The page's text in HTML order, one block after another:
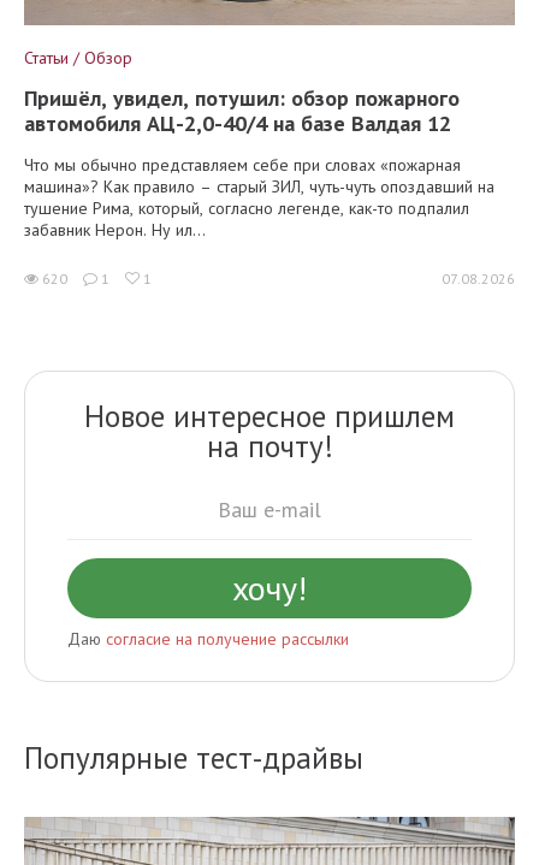
Статьи / Обзор
Пришёл, увидел, потушил: обзор пожарного
автомобиля АЦ-2,0-40/4 на базе Валдая 12
Что мы обычно представляем себе при словах «пожарная
машина»? Как правило – старый ЗИЛ, чуть-чуть опоздавший на
тушение Рима, который, согласно легенде, как-то подпалил
забавник Нерон. Ну ил...
620 1 1 07.08.2026
Новое интересное пришлем
на почту!
Даю согласие на получение рассылки
Популярные тест-драйвы